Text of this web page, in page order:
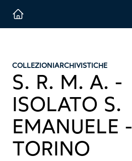
COLLEZIONIARCHIVISTICHE
S. R. M. A. -
ISOLATO S.
EMANUELE -
TORINO